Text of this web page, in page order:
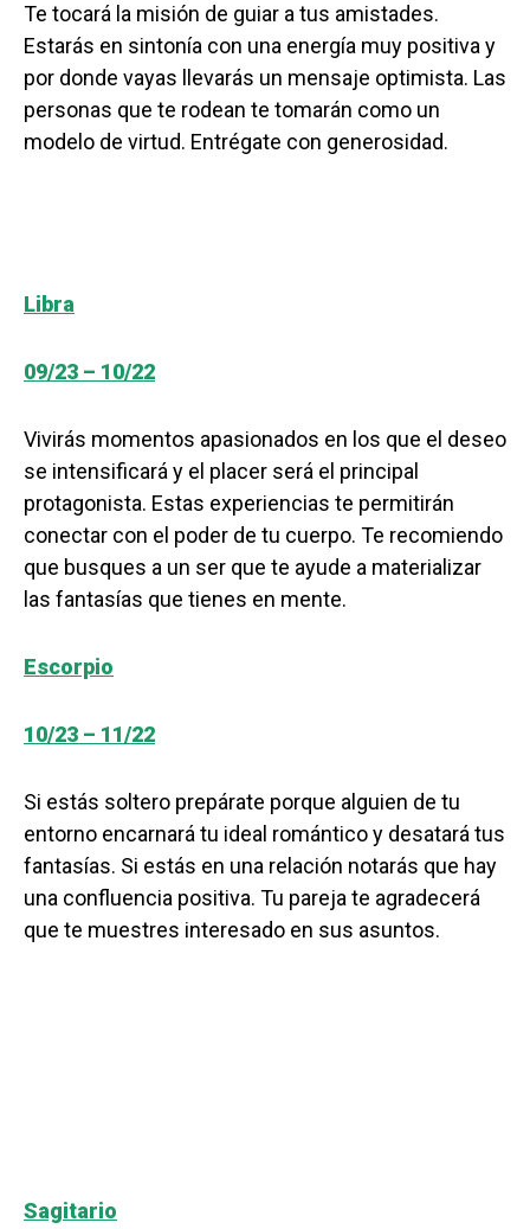
Te tocará la misión de guiar a tus amistades.
Estarás en sintonía con una energía muy positiva y
por donde vayas llevarás un mensaje optimista. Las
personas que te rodean te tomarán como un
modelo de virtud. Entrégate con generosidad.
Libra
09/23 – 10/22
Vivirás momentos apasionados en los que el deseo
se intensificará y el placer será el principal
protagonista. Estas experiencias te permitirán
conectar con el poder de tu cuerpo. Te recomiendo
que busques a un ser que te ayude a materializar
las fantasías que tienes en mente.
Escorpio
10/23 – 11/22
Si estás soltero prepárate porque alguien de tu
entorno encarnará tu ideal romántico y desatará tus
fantasías. Si estás en una relación notarás que hay
una confluencia positiva. Tu pareja te agradecerá
que te muestres interesado en sus asuntos.
Sagitario